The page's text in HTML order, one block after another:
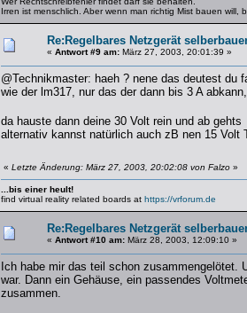
Irren ist menschlich. Aber wenn man richtig Mist bauen will,
Re:Regelbares Netzgerät
« Antwort #9 am: März 27, 2003, 20:01:39 »
@Technikmaster: haeh ? nene das deutest du
wie der lm317, nur das der dann bis 3 A
da hauste dann deine 30 Volt rein und ab
alternativ kannst natürlich auch zB nen 15 Volt
« Letzte Änderung: März 27, 2003, 20:02:08 von Falzo »
...bis einer heult!
find virtual reality related boards at https://vrforum.de
Re:Regelbares Netzgerät
« Antwort #10 am: März 28, 2003, 12:09:10 »
Ich habe mir das teil schon
war. Dann ein Gehäuse, ein passendes
zusammen.